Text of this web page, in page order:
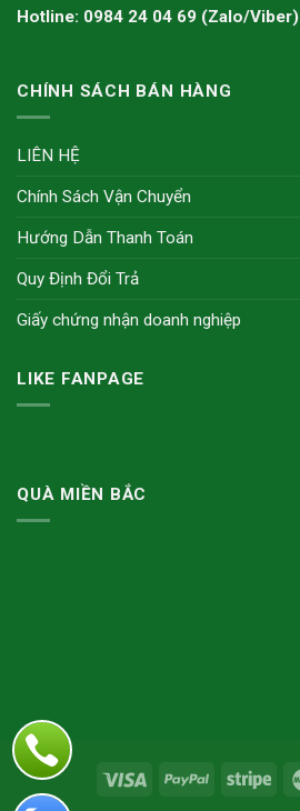
Hotline: 0984 24 04 69 (Zalo/Viber)
CHÍNH SÁCH BÁN HÀNG
LIÊN HỆ
Chính Sách Vận Chuyển
Hướng Dẫn Thanh Toán
Quy Định Đổi Trả
Giấy chứng nhận doanh nghiệp
LIKE FANPAGE
QUÀ MIỀN BẮC